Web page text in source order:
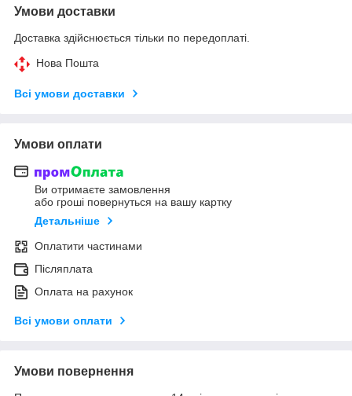
Умови доставки
Доставка здійснюється тільки по передоплаті.
Нова Пошта
Всі умови доставки
Умови оплати
Ви отримаєте замовлення
або гроші повернуться на вашу картку
Детальніше
Оплатити частинами
Післяплата
Оплата на рахунок
Всі умови оплати
Умови повернення